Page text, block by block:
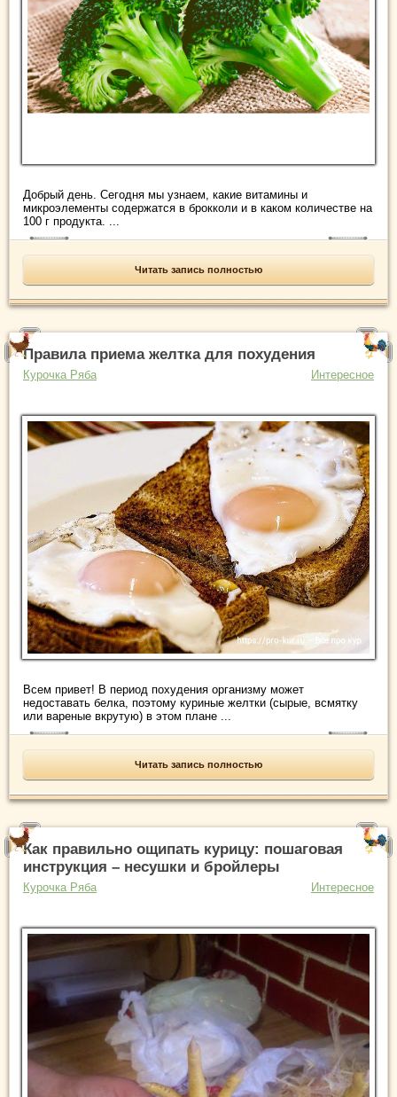
Добрый день. Сегодня мы узнаем, какие витамины и
микроэлементы содержатся в брокколи и в каком количестве на
100 г продукта. ...
Читать запись полностью
Правила приема желтка для похудения
Курочка Ряба Интересное
Всем привет! В период похудения организму может
недоставать белка, поэтому куриные желтки (сырые, всмятку
или вареные вкрутую) в этом плане ...
Читать запись полностью
Как правильно ощипать курицу: пошаговая
инструкция – несушки и бройлеры
Курочка Ряба Интересное